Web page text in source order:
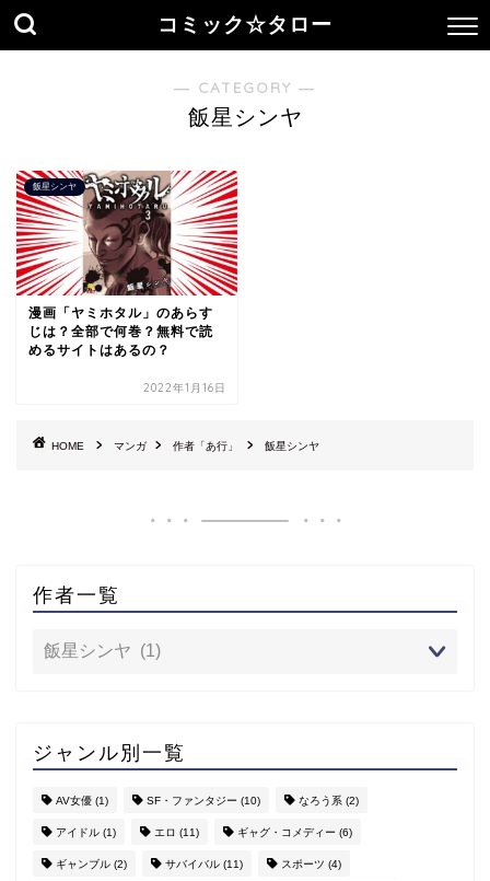
コミック☆タロー
― CATEGORY ―
飯星シンヤ
飯星シンヤ
漫画「ヤミホタル」のあらす
じは？全部で何巻？無料で読
めるサイトはあるの？
2022年1月16日
HOME マンガ 作者「あ行」 飯星シンヤ
作者一覧
ジャンル別一覧
AV女優 (1) SF・ファンタジー (10) なろう系 (2)
アイドル (1) エロ (11) ギャグ・コメディー (6)
ギャンブル (2) サバイバル (11) スポーツ (4)